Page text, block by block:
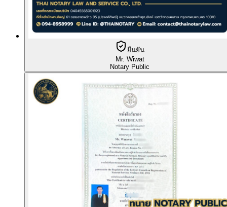
ยืนยัน
Mr. Wiwat
Notary Public